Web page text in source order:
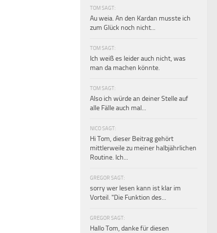
TOM SAGT:
Au weia. An den Kardan musste ich
zum Glück noch nicht...
TOM SAGT:
Ich weiß es leider auch nicht, was
man da machen könnte.
TOM SAGT:
Also ich würde an deiner Stelle auf
alle Fälle auch mal...
NICO SAGT:
Hi Tom, dieser Beitrag gehört
mittlerweile zu meiner halbjährlichen
Routine. Ich...
GREGOR SAGT:
sorry wer lesen kann ist klar im
Vorteil. "Die Funktion des...
GREGOR SAGT:
Hallo Tom, danke für diesen